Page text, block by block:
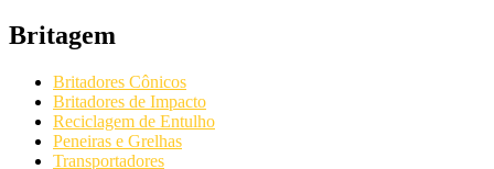
Britagem
Britadores Cônicos
Britadores de Impacto
Reciclagem de Entulho
Peneiras e Grelhas
Transportadores